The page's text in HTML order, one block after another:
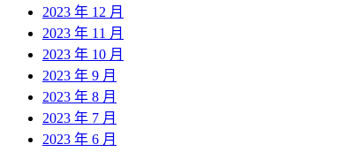
2023 年 12 月
2023 年 11 月
2023 年 10 月
2023 年 9 月
2023 年 8 月
2023 年 7 月
2023 年 6 月